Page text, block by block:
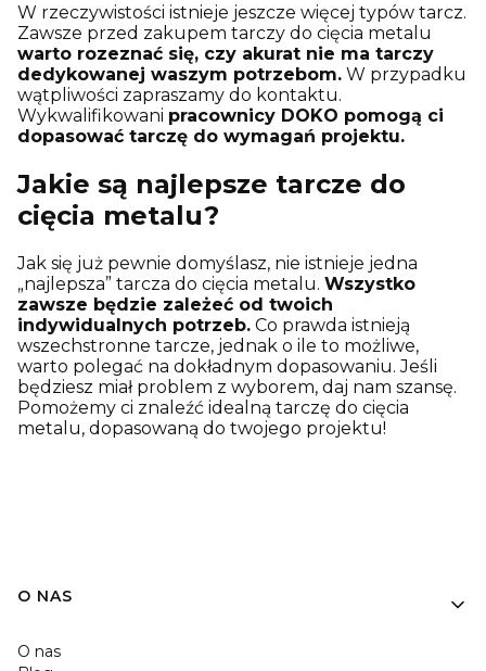
W rzeczywistości istnieje jeszcze więcej typów tarcz.
Zawsze przed zakupem tarczy do cięcia metalu
warto rozeznać się, czy akurat nie ma tarczy
dedykowanej waszym potrzebom. W przypadku
wątpliwości zapraszamy do kontaktu.
Wykwalifikowani pracownicy DOKO pomogą ci
dopasować tarczę do wymagań projektu.
Jakie są najlepsze tarcze do
cięcia metalu?
Jak się już pewnie domyślasz, nie istnieje jedna
„najlepsza” tarcza do cięcia metalu. Wszystko
zawsze będzie zależeć od twoich
indywidualnych potrzeb. Co prawda istnieją
wszechstronne tarcze, jednak o ile to możliwe,
warto polegać na dokładnym dopasowaniu. Jeśli
będziesz miał problem z wyborem, daj nam szansę.
Pomożemy ci znaleźć idealną tarczę do cięcia
metalu, dopasowaną do twojego projektu!
O NAS
O nas